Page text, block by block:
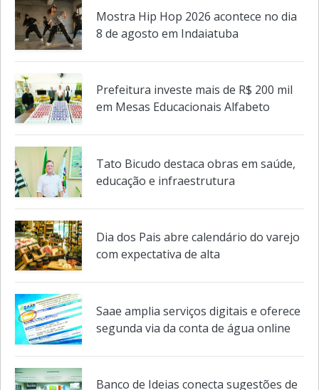
Mostra Hip Hop 2026 acontece no dia
8 de agosto em Indaiatuba
Prefeitura investe mais de R$ 200 mil
em Mesas Educacionais Alfabeto
Tato Bicudo destaca obras em saúde,
educação e infraestrutura
Dia dos Pais abre calendário do varejo
com expectativa de alta
Saae amplia serviços digitais e oferece
segunda via da conta de água online
Banco de Ideias conecta sugestões de